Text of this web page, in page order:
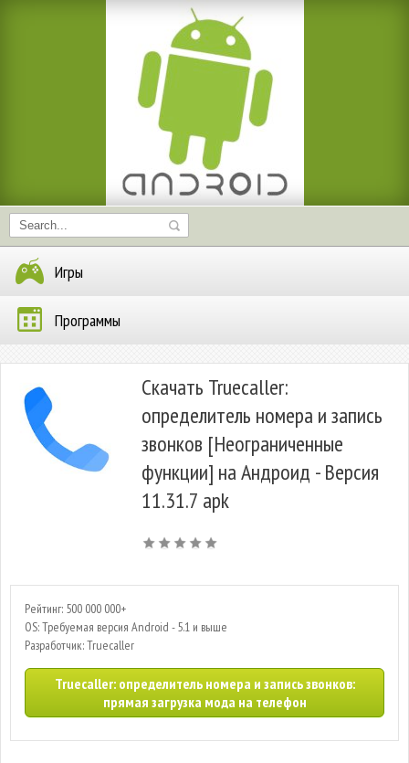
Игры
Программы
Скачать Truecaller:
определитель номера и запись
звонков [Неограниченные
функции] на Андроид - Версия
11.31.7 apk
Рейтинг: 500 000 000+
OS: Требуемая версия Android - 5.1 и выше
Разработчик: Truecaller
Truecaller: определитель номера и запись звонков:
прямая загрузка мода на телефон